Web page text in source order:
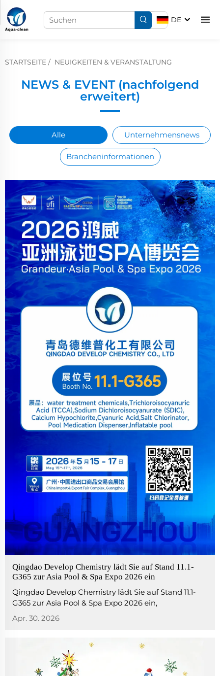
DE
STARTSEITE / NEUIGKEITEN & VERANSTALTUNG
NEWS & EVENT (nachfolgend
erweitert)
Alle Unternehmensnews
Brancheninformationen
Qingdao Develop Chemistry lädt Sie auf Stand 11.1-
G365 zur Asia Pool & Spa Expo 2026 ein
Qingdao Develop Chemistry lädt Sie auf Stand 11.1-
G365 zur Asia Pool & Spa Expo 2026 ein,
Trichlorisocyanursäure (TCCA),
Natriumdichlorisocyanurat (SDIC),
Apr. 30. 2026